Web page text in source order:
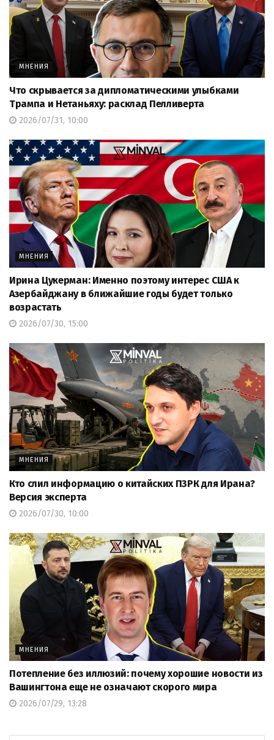
МНЕНИЯ
Что скрывается за дипломатическими улыбками
Трампа и Нетаньяху: расклад Пелливерта
2026/07/31, 10:00
МНЕНИЯ
Ирина Цукерман: Именно поэтому интерес США к
Азербайджану в ближайшие годы будет только
возрастать
2026/07/30, 15:00
МНЕНИЯ
Кто слил информацию о китайских ПЗРК для Ирана?
Версия эксперта
2026/07/30, 10:00
МНЕНИЯ
Потепление без иллюзий: почему хорошие новости из
Вашингтона еще не означают скорого мира
2026/07/29, 13:28